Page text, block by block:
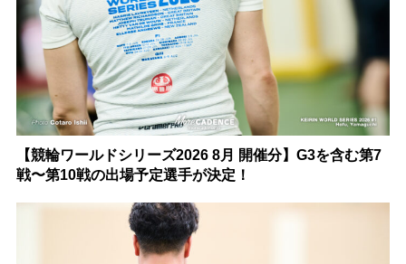
【競輪ワールドシリーズ2026 8月 開催分】G3を含む第7
戦〜第10戦の出場予定選手が決定！